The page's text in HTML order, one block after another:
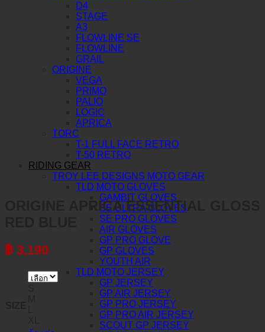
D4
STAGE
A3
FLOWLINE SE
FLOWLINE
GRAIL
ORIGINE
VEGA
PRIMO
PALIO
LOGIC
APRICA
TORC
T-1 FULL FACE RETRO
T-50 RETRO
RIDING GEAR
TROY LEE DESIGNS MOTO GEAR
TLD MOTO GLOVES
GAMBIT GLOVES
SE ULTRA GLOVES
SE PRO GLOVES
AIR GLOVES
GP PRO GLOVE
GP GLOVES
YOUTH AIR
TLD MOTO JERSEY
GP JERSEY
GP AIR JERSEY
GP PRO JERSEY
GP PRO AIR JERSEY
SCOUT GP JERSEY
ORIGINE APRICA ESSENTIAL GLOSS
฿ 3,190